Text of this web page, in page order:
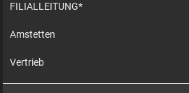
FILIALLEITUNG*
Amstetten
Vertrieb